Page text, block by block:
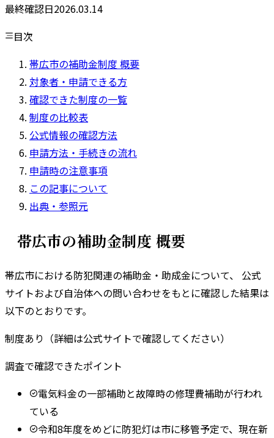
最終確認日2026.03.14
目次
帯広市の補助金制度 概要
対象者・申請できる方
確認できた制度の一覧
制度の比較表
公式情報の確認方法
申請方法・手続きの流れ
申請時の注意事項
この記事について
出典・参照元
帯広市の補助金制度 概要
帯広市における防犯関連の補助金・助成金について、 公式
サイトおよび自治体への問い合わせをもとに確認した結果は
以下のとおりです。
制度あり（詳細は公式サイトで確認してください）
調査で確認できたポイント
電気料金の一部補助と故障時の修理費補助が行われ
ている
令和8年度をめどに防犯灯は市に移管予定で、現在新